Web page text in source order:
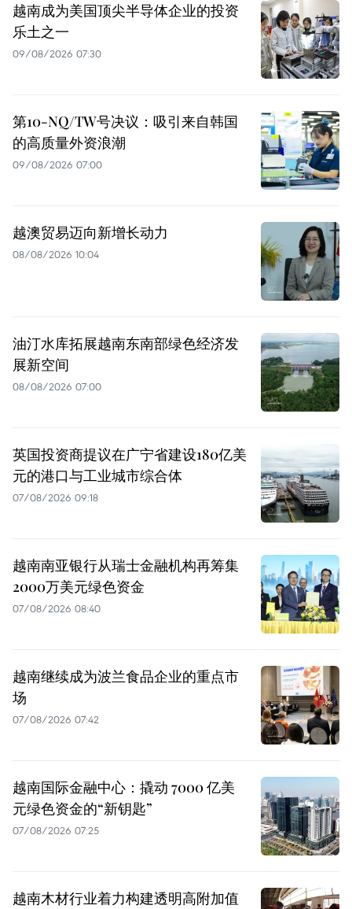
越南成为美国顶尖半导体企业的投资
乐土之一
09/08/2026 07:30
第10-NQ/TW号决议：吸引来自韩国
的高质量外资浪潮
09/08/2026 07:00
越澳贸易迈向新增长动力
08/08/2026 10:04
油汀水库拓展越南东南部绿色经济发
展新空间
08/08/2026 07:00
英国投资商提议在广宁省建设180亿美
元的港口与工业城市综合体
07/08/2026 09:18
越南南亚银行从瑞士金融机构再筹集
2000万美元绿色资金
07/08/2026 08:40
越南继续成为波兰食品企业的重点市
场
07/08/2026 07:42
越南国际金融中心：撬动 7000 亿美
元绿色资金的“新钥匙”
07/08/2026 07:25
越南木材行业着力构建透明高附加值